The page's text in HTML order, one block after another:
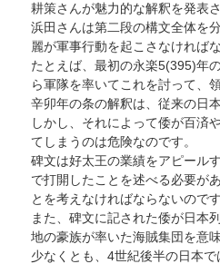
耕策さんが魅力的な解釈を発表さ
浜田さんは第二段の構文全体を
麗が軍事行動を起こさなければ
たとえば、最初の永楽5(395)年
ら軍隊を率いてこれを討って、
辛卯年の条の解釈は、従来の日
しかし、それによって倭が百済
てしまうのは危険なのです。
碑文は好太王の業績をアピール
で打開したことを述べる必要が
とを考えなければならないのです
また、碑文に記された倭が日本
地の豪族が率いた海賊集団を意
少なくとも、4世紀後半の日本